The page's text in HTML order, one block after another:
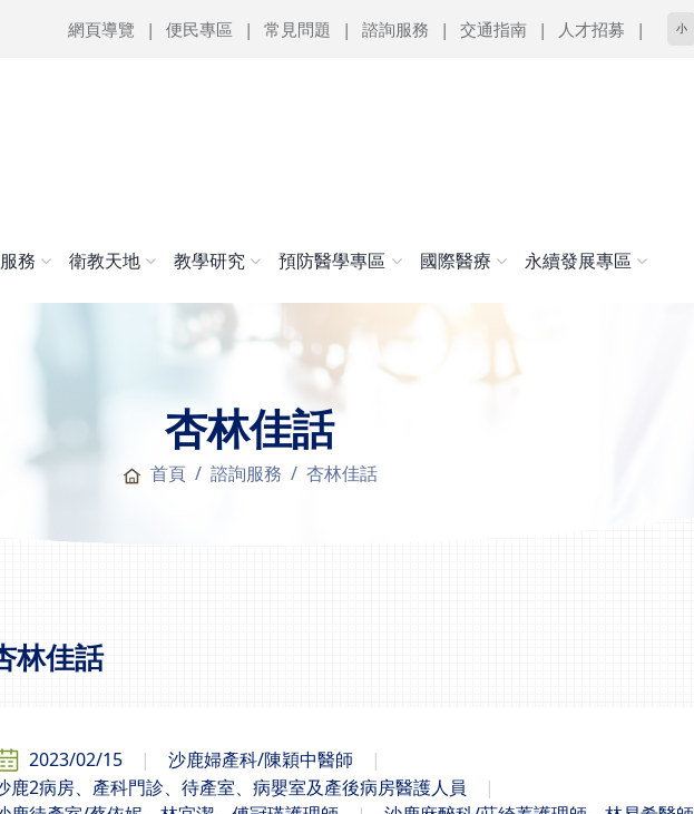
網頁導覽 便民專區 常見問題 諮詢服務 交通指南 人才招募 小
務 衛教天地 教學研究 預防醫學專區 國際醫療 永續發展專區
杏林佳話
首頁 諮詢服務 杏林佳話
林佳話
2023/02/15
沙鹿婦產科/陳穎中醫師
鹿2病房、產科門診、待產室、病嬰室及產後病房醫護人員